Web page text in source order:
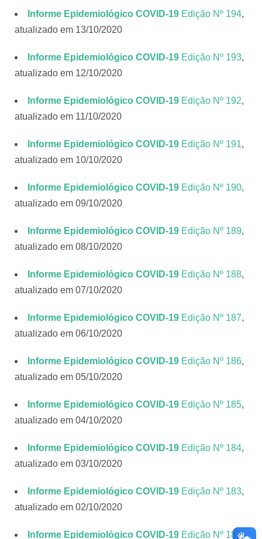
Informe Epidemiológico COVID-19 Edição Nº 194,
atualizado em 13/10/2020
Informe Epidemiológico COVID-19 Edição Nº 193,
atualizado em 12/10/2020
Informe Epidemiológico COVID-19 Edição Nº 192,
atualizado em 11/10/2020
Informe Epidemiológico COVID-19 Edição Nº 191,
atualizado em 10/10/2020
Informe Epidemiológico COVID-19 Edição Nº 190,
atualizado em 09/10/2020
Informe Epidemiológico COVID-19 Edição Nº 189,
atualizado em 08/10/2020
Informe Epidemiológico COVID-19 Edição Nº 188,
atualizado em 07/10/2020
Informe Epidemiológico COVID-19 Edição Nº 187,
atualizado em 06/10/2020
Informe Epidemiológico COVID-19 Edição Nº 186,
atualizado em 05/10/2020
Informe Epidemiológico COVID-19 Edição Nº 185,
atualizado em 04/10/2020
Informe Epidemiológico COVID-19 Edição Nº 184,
atualizado em 03/10/2020
Informe Epidemiológico COVID-19 Edição Nº 183,
atualizado em 02/10/2020
Informe Epidemiológico COVID-19 Edição Nº 182,